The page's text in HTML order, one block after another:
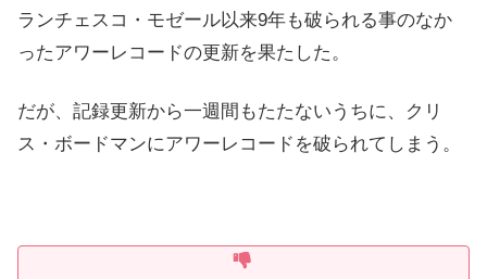
ランチェスコ・モゼール以来9年も破られる事のなか
ったアワーレコードの更新を果たした。
だが、記録更新から一週間もたたないうちに、クリ
ス・ボードマンにアワーレコードを破られてしまう。